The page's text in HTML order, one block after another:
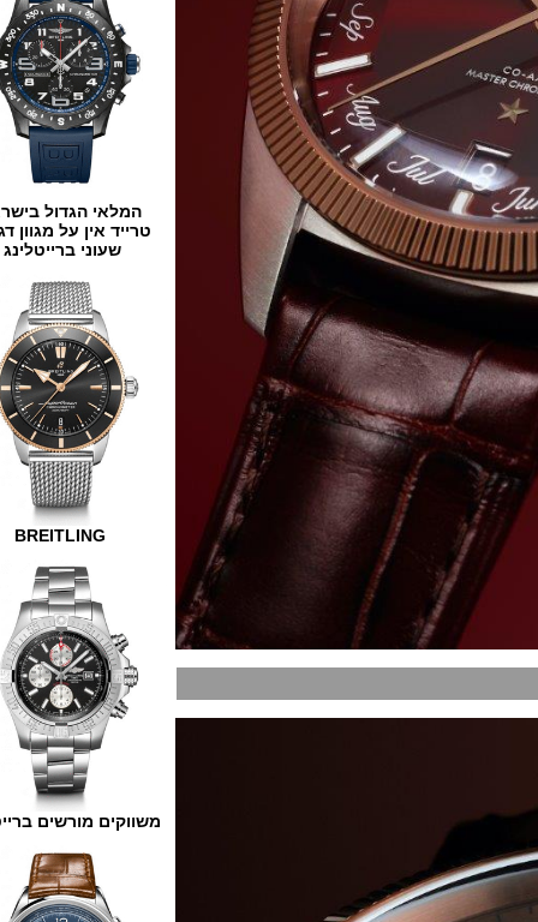
המלאי הגדול בישראל
טרייד אין על מגוון דגמים
שעוני ברייטלינג
BREITLING
משווקים מורשים ברייטלינג